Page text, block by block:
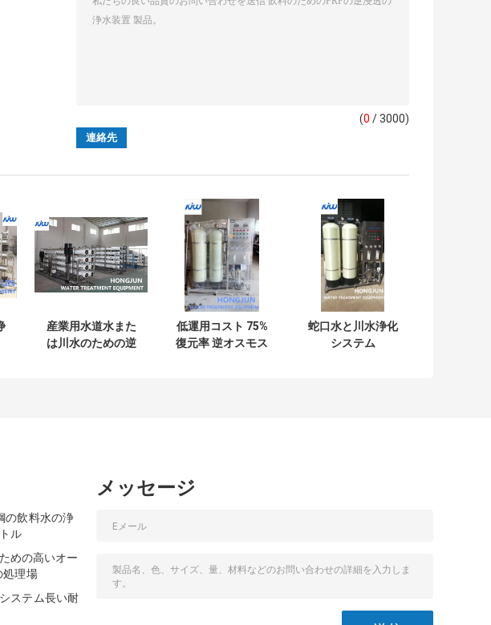
(0 / 3000)
産業用水道水また
は川水のための逆
低運用コスト 75%
復元率 逆オスモス
蛇口水と川水浄化
システム
の飲料水の浄
ル
めの高いオー
処理場
ステム長い耐
メッセージ